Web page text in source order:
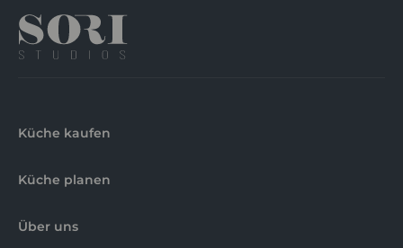
Küche kaufen
Küche planen
Über uns